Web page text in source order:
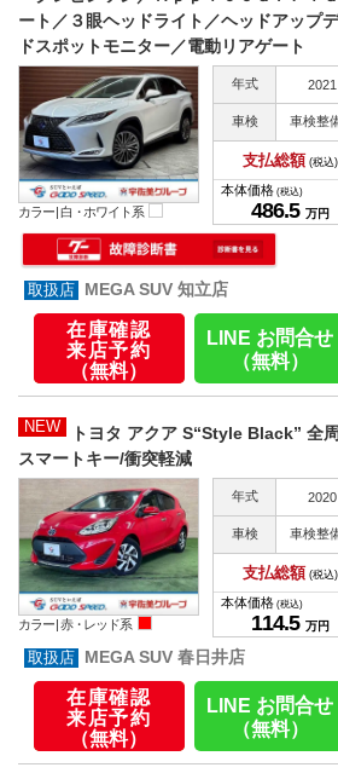
ート／３眼ヘッドライト／ヘッドアップ
ドスポットモニター／電動リアゲート
カラー |白・ホワイト系
年式 2021
車検 車検整
支払総額 (税込)
本体価格 (税込)
486.5 万円
MEGA SUV 知立店
在庫確認
来店予約
（無料）
LINE お問合せ
（無料）
NEW
トヨタ アクア S“Style Black” 全
スマートキー/衝突軽減
カラー |赤・レッド系
年式 2020
車検 車検整
支払総額 (税込)
本体価格 (税込)
114.5 万円
MEGA SUV 春日井店
在庫確認
来店予約
（無料）
LINE お問合せ
（無料）